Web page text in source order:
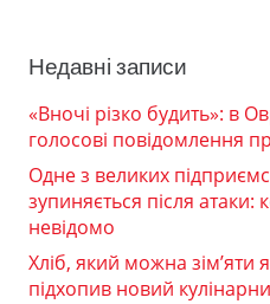
Недавні записи
«Вночі різко будить»: в
голосові повідомлення
Одне з великих
зупиняється після
невідомо
Хліб, який можна зім’яти
підхопив новий